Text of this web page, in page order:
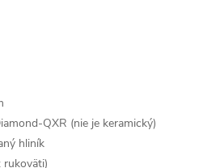
QXR (nie je keramický)
hliník
rukoväti)